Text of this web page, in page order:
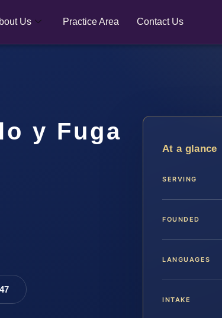
Us Practice Area Contact Us
y Fuga
At a glance
SERVING
FOUNDED
LANGUAGES
INTAKE